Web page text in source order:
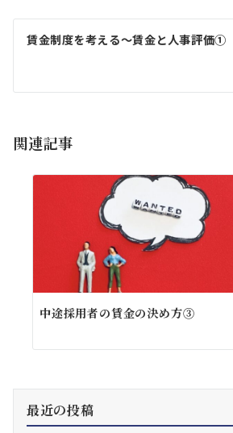
ビ
ゲ
シ
ン
賃金制度を考える～賃金と人事評価①
関連記事
中途採用者の賃金の決め方③
最近の投稿